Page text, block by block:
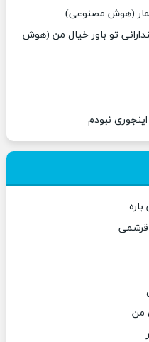
(هوش مصنوعی)
تو باور خیال من (هوش
نبودم
قرشمی
من